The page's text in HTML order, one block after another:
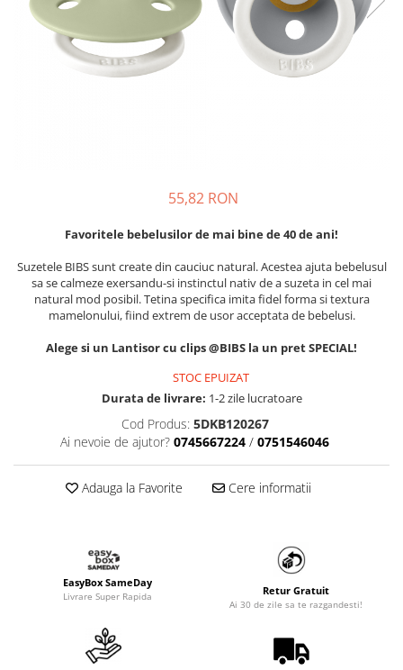
Suzete Silicon
Try It Bibs Denmark
55,82 RON
Favoritele bebelusilor de mai bine de 40 de ani!
Suzetele BIBS sunt create din cauciuc natural. Acestea ajuta bebelusul
sa se calmeze exersandu-si instinctul nativ de a suzeta in cel mai
natural mod posibil. Tetina specifica imita fidel forma si textura
mamelonului, fiind extrem de usor acceptata de bebelusi.
Alege si un Lantisor cu clips @BIBS la un pret SPECIAL!
STOC EPUIZAT
Durata de livrare: 1-2 zile lucratoare
Cod Produs: 5DKB120267
Ai nevoie de ajutor? 0745667224 / 0751546046
Adauga la Favorite Cere informatii
EasyBox SameDay
Livrare Super Rapida Retur Gratuit
Ai 30 de zile sa te razgandesti!